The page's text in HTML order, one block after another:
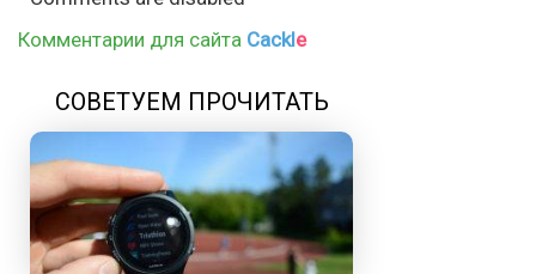
Комментарии для сайта Cackle
СОВЕТУЕМ ПРОЧИТАТЬ